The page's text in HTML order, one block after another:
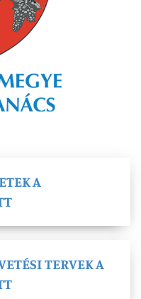
A
TERVEK A